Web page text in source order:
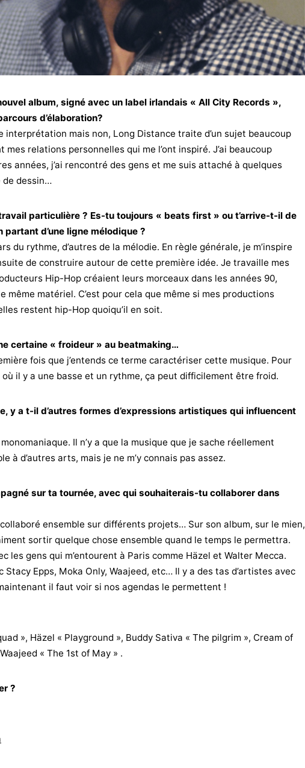
album, signé avec un label irlandais « All City Records »,
d’élaboration?
interprétation mais non, Long Distance traite d’un sujet beaucoup
mes relations personnelles qui me l’ont inspiré. J’ai beaucoup
années, j’ai rencontré des gens et me suis attaché à quelques
de dessin…
particulière ? Es-tu toujours « beats first » ou t’arrive-t-il de
d’une ligne mélodique ?
du rythme, d’autres de la mélodie. En règle générale, je m’inspire
de construire autour de cette première idée. Je travaille mes
Hip-Hop créaient leurs morceaux dans les années 90,
même matériel. C’est pour cela que même si mes productions
restent hip-Hop quoiqu’il en soit.
certaine « froideur » au beatmaking…
fois que j’entends ce terme caractériser cette musique. Pour
il y a une basse et un rythme, ça peut difficilement être froid.
y a t-il d’autres formes d’expressions artistiques qui influencent
Il n’y a que la musique que je sache réellement
à d’autres arts, mais je ne m’y connais pas assez.
sur ta tournée, avec qui souhaiterais-tu collaborer dans
ensemble sur différents projets… Sur son album, sur le mien,
sortir quelque chose ensemble quand le temps le permettra.
les gens qui m’entourent à Paris comme Häzel et Walter Mecca.
Stacy Epps, Moka Only, Waajeed, etc… Il y a des tas d’artistes avec
il faut voir si nos agendas le permettent !
», Häzel « Playground », Buddy Sativa « The pilgrim », Cream of
« The 1st of May » .
?